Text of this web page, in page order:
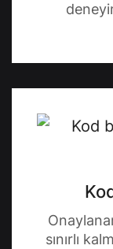
sınırlı